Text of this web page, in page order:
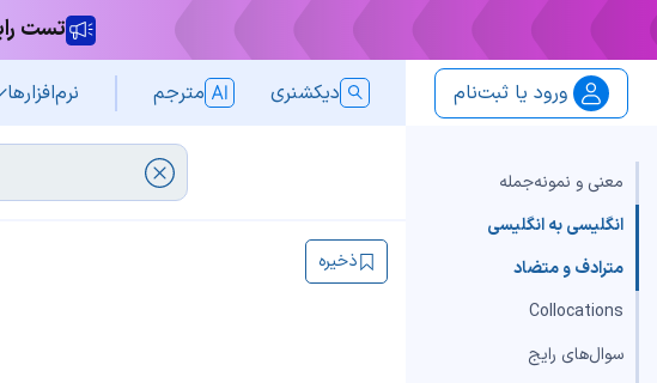
تست
ورود یا ثبت‌نام دیکشنری مترجم نرم‌افزار‌ها
معنی و نمونه‌جمله
انگلیسی به انگلیسی
مترادف و متضاد
Collocations
سوال‌های رایج
ذخیره